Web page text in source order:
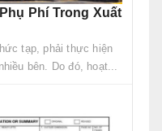
Phí Trong Xuất
tạp, phải thực hiện
bên. Do đó, hoạt...